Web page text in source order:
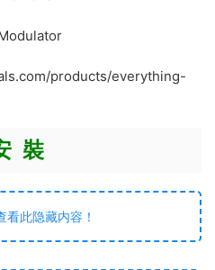
products/everything-
裝
看此隐藏内容！